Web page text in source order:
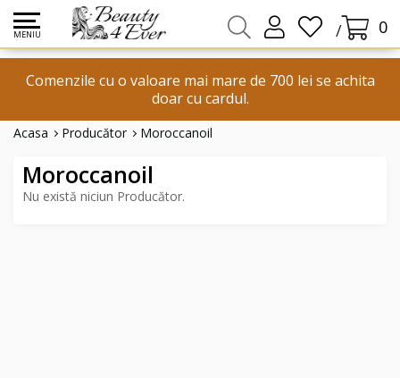
MENIU / 0
Comenzile cu o valoare mai mare de 700 lei se achita
doar cu cardul.
Acasa Producător Moroccanoil
Moroccanoil
Nu există niciun Producător.